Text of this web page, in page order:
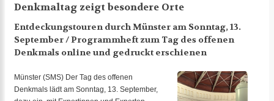
Denkmaltag zeigt besondere Orte
Entdeckungstouren durch Münster am Sonntag, 13.
September / Programmheft zum Tag des offenen
Denkmals online und gedruckt erschienen
Münster (SMS) Der Tag des offenen
Denkmals lädt am Sonntag, 13. September,